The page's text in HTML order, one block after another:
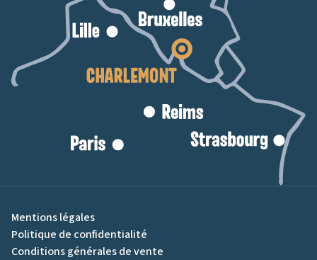
Mentions légales
Politique de confidentialité
Conditions générales de vente